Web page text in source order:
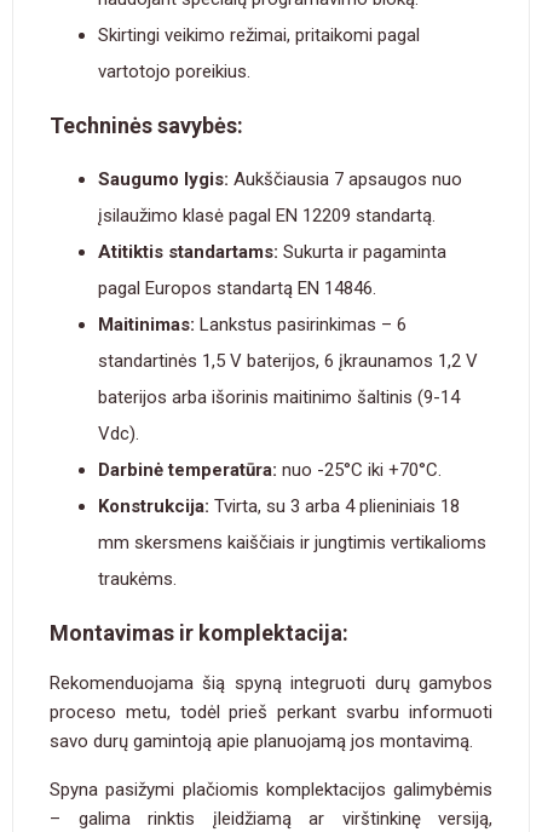
Skirtingi veikimo režimai, pritaikomi pagal
vartotojo poreikius.
Techninės savybės:
Saugumo lygis: Aukščiausia 7 apsaugos nuo
įsilaužimo klasė pagal EN 12209 standartą.
Atitiktis standartams: Sukurta ir pagaminta
pagal Europos standartą EN 14846.
Maitinimas: Lankstus pasirinkimas – 6
standartinės 1,5 V baterijos, 6 įkraunamos 1,2 V
baterijos arba išorinis maitinimo šaltinis (9-14
Vdc).
Darbinė temperatūra: nuo -25°C iki +70°C.
Konstrukcija: Tvirta, su 3 arba 4 plieniniais 18
mm skersmens kaiščiais ir jungtimis vertikalioms
traukėms.
Montavimas ir komplektacija:
Rekomenduojama šią spyną integruoti durų gamybos
proceso metu, todėl prieš perkant svarbu informuoti
savo durų gamintoją apie planuojamą jos montavimą.
Spyna pasižymi plačiomis komplektacijos galimybėmis
– galima rinktis įleidžiamą ar virštinkinę versiją,